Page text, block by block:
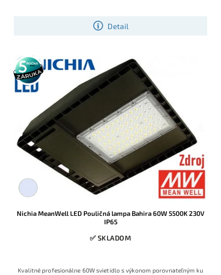
Detail
5 rokov
záruka
Nichia MeanWell LED Pouličná lampa Bahira 60W 5500K 230V
IP65
✅ SKLADOM
Kvalitné profesionálne 60W svietidlo s výkonom porovnateľným ku